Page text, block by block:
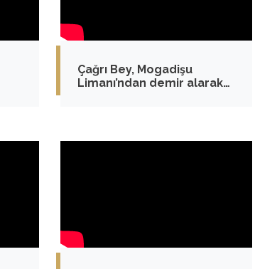
Çağrı Bey, Mogadişu
Limanı’ndan demir alarak